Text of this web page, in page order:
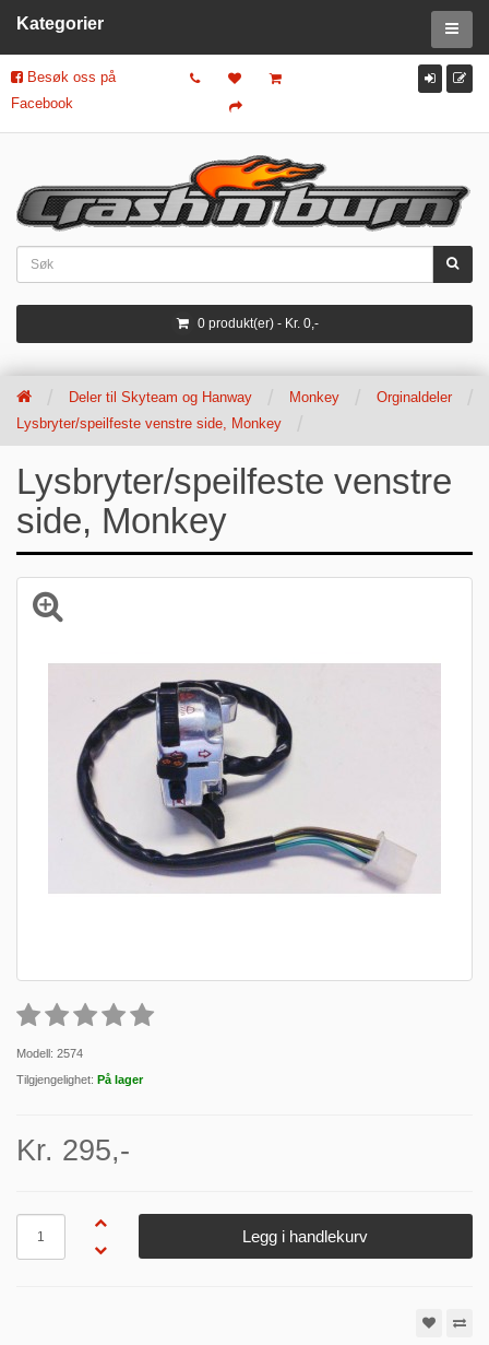
Besøk oss på
Facebook
0 produkt(er) - Kr. 0,-
Kategorier
Deler til Skyteam og Hanway Monkey
Orginaldeler
Lysbryter/speilfeste venstre side, Monkey
Lysbryter/speilfeste venstre
side, Monkey
Modell: 2574
Tilgjengelighet: På lager
Kr. 295,-
Legg i handlekurv